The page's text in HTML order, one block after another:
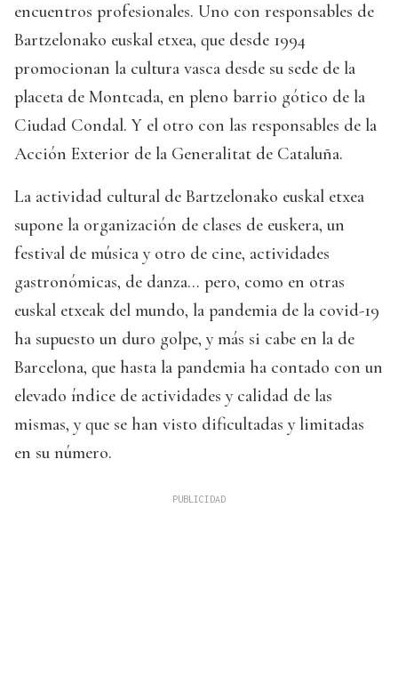
encuentros profesionales. Uno con responsables de
Bartzelonako euskal etxea, que desde 1994
promocionan la cultura vasca desde su sede de la
placeta de Montcada, en pleno barrio gótico de la
Ciudad Condal. Y el otro con las responsables de la
Acción Exterior de la Generalitat de Cataluña.
La actividad cultural de Bartzelonako euskal etxea
supone la organización de clases de euskera, un
festival de música y otro de cine, actividades
gastronómicas, de danza... pero, como en otras
euskal etxeak del mundo, la pandemia de la covid-19
ha supuesto un duro golpe, y más si cabe en la de
Barcelona, que hasta la pandemia ha contado con un
elevado índice de actividades y calidad de las
mismas, y que se han visto dificultadas y limitadas
en su número.